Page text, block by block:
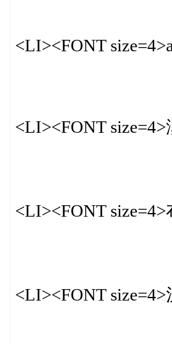
<LI><FONT
<LI><FONT
<LI><FONT
<LI><FONT